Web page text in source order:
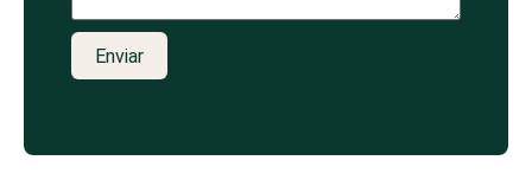
Enviar